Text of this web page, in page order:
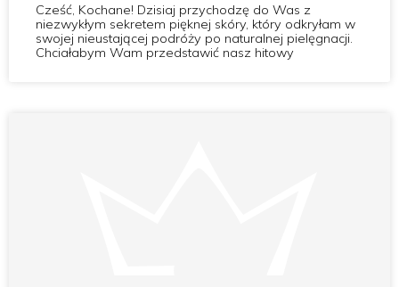
Cześć, Kochane! Dzisiaj przychodzę do Was z
niezwykłym sekretem pięknej skóry, który odkryłam w
swojej nieustającej podróży po naturalnej pielęgnacji.
Chciałabym Wam przedstawić nasz hitowy